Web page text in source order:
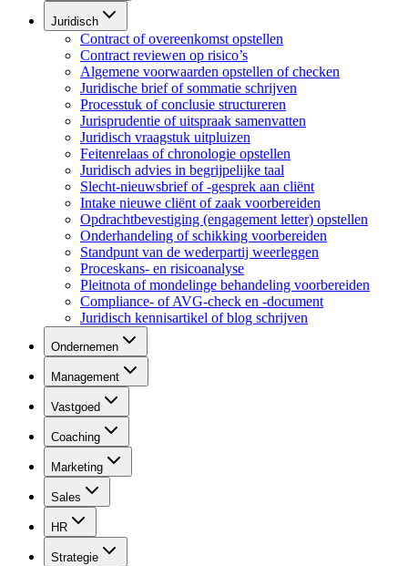
Juridisch
Contract of overeenkomst opstellen
Contract reviewen op risico’s
Algemene voorwaarden opstellen of checken
Juridische brief of sommatie schrijven
Processtuk of conclusie structureren
Jurisprudentie of uitspraak samenvatten
Juridisch vraagstuk uitpluizen
Feitenrelaas of chronologie opstellen
Juridisch advies in begrijpelijke taal
Slecht-nieuwsbrief of -gesprek aan cliënt
Intake nieuwe cliënt of zaak voorbereiden
Opdrachtbevestiging (engagement letter) opstellen
Onderhandeling of schikking voorbereiden
Standpunt van de wederpartij weerleggen
Proceskans- en risicoanalyse
Pleitnota of mondelinge behandeling voorbereiden
Compliance- of AVG-check en -document
Juridisch kennisartikel of blog schrijven
Ondernemen
Management
Vastgoed
Coaching
Marketing
Sales
HR
Strategie